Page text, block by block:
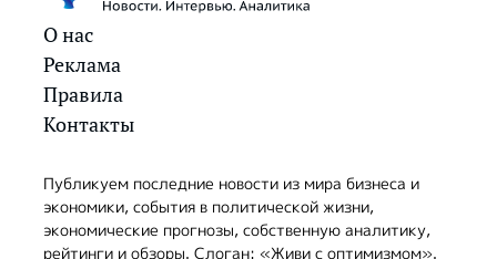
О нас
Реклама
Правила
Контакты
Публикуем последние новости из мира бизнеса и
экономики, события в политической жизни,
экономические прогнозы, собственную аналитику,
рейтинги и обзоры. Слоган: «Живи с оптимизмом».